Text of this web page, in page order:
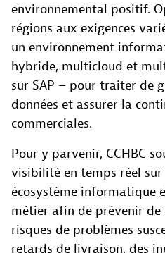
environnemental positif.
régions aux exigences
un environnement
hybride, multicloud et
sur SAP – pour traiter de
données et assurer la
commerciales.
Pour y parvenir, CCHBC
visibilité en temps réel sur
écosystème informatique
métier afin de prévenir
risques de problèmes
retards de livraison, des